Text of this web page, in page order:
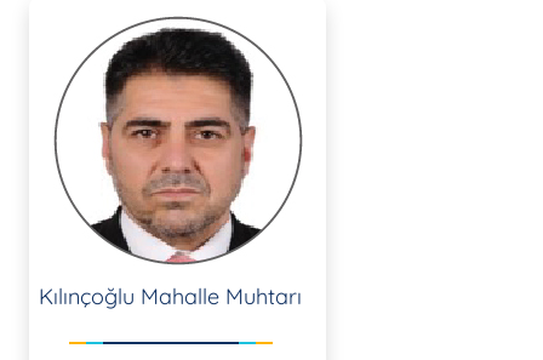
Kılınçoğlu Mahalle Muhtarı